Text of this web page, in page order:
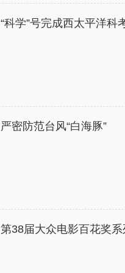
“科学”号完成西太平洋科
严密防范台风“白海豚”
第38届大众电影百花奖